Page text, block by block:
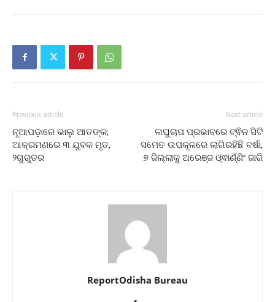
Previous article
ନୂଆପଡ଼ାରେ ଭାଲୁ ଆତଙ୍କ;
ଆକ୍ରମଣରେ ୩ ଯୁବକ ମୃତ,
୨ଗୁରୁତର
Next article
ଲଘୁଚାପ ପ୍ରଭାବରେ ଟ୍ଵିନ ସିଟି
ସମେତ ଉପକୂଳରେ ଲାଗିରହିଛି ବର୍ଷା,
୭ ଜିଲ୍ଲାକୁ ଅରେଞ୍ଜ ଓ୍ଵାର୍ଣ୍ଣିଂ ଜାରି
ReportOdisha Bureau